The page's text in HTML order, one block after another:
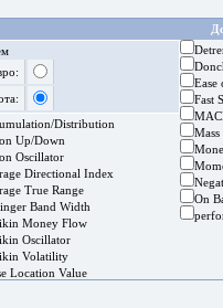
Distribution
Up/Down
Oscillator
Directional Index
True Range
Band Width
Money Flow
Oscillator
Volatility
Location Value
Ease
Fast
On